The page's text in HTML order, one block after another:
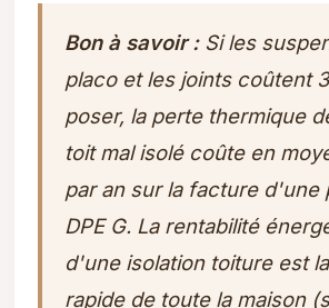
Bon à savoir :Si les
placo et les joints coûtent
poser, la perte thermique
toit mal isolé coûte en
par an sur la facture d'une
DPE G. La rentabilité
d'une isolation toiture est
rapide de toute la maison